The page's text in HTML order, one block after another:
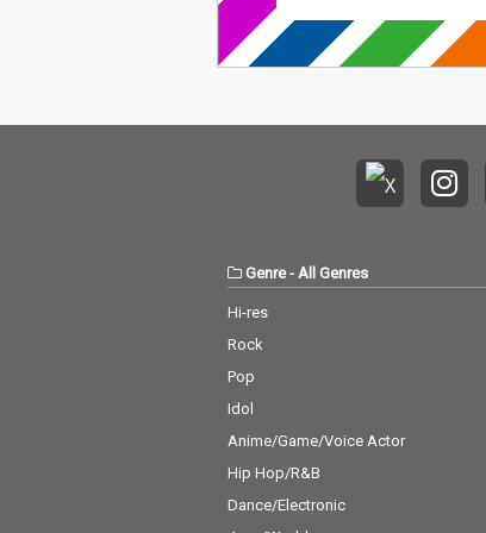
Genre- All Genres
Hi-res
Rock
Pop
Idol
Anime/Game/Voice Actor
Hip Hop/R&B
Dance/Electronic